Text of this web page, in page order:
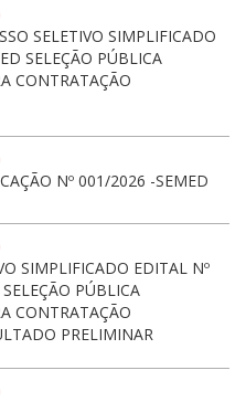
SELETIVO SIMPLIFICADO
SELEÇÃO PÚBLICA
CONTRATAÇÃO
Nº 001/2026 -SEMED
SIMPLIFICADO EDITAL Nº
PÚBLICA
CONTRATAÇÃO
PRELIMINAR